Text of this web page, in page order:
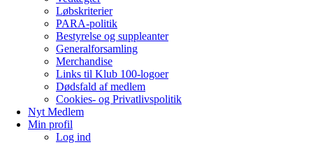
Løbskriterier
PARA-politik
Bestyrelse og suppleanter
Generalforsamling
Merchandise
Links til Klub 100-logoer
Dødsfald af medlem
Cookies- og Privatlivspolitik
Nyt Medlem
Min profil
Log ind